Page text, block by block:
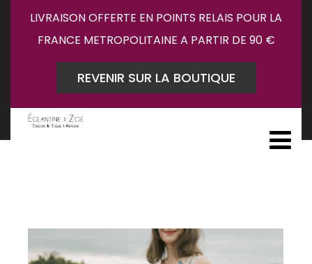
LIVRAISON OFFERTE EN POINTS RELAIS POUR LA
FRANCE METROPOLITAINE A PARTIR DE 90 €
REVENIR SUR LA BOUTIQUE